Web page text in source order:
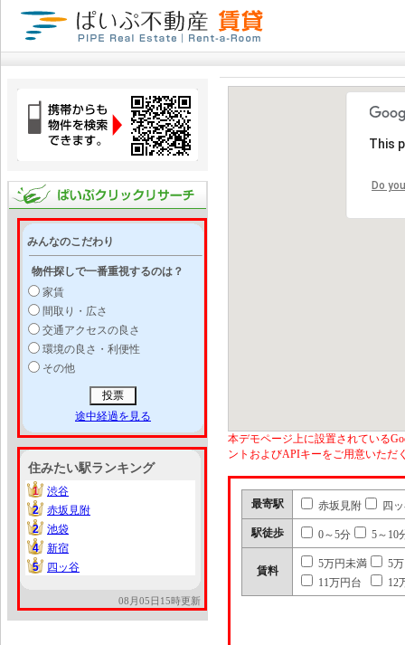
みんなのこだわり
物件探しで一番重視するのは？
家賃
間取り・広さ
交通アクセスの良さ
環境の良さ・利便性
その他
途中経過を見る
住みたい駅ランキング
1
1
渋谷
2
2
赤坂見附
2
2
池袋
4
4
新宿
5
5 四ッ谷
08月05日15時更新
This
Do
本デモページ上に設置されている
ントおよびAPIキーをご用意いただ
最寄駅 赤坂見附 四
駅徒歩 0～5分 5～10
賃料
5万円未満
5
11万円台
12